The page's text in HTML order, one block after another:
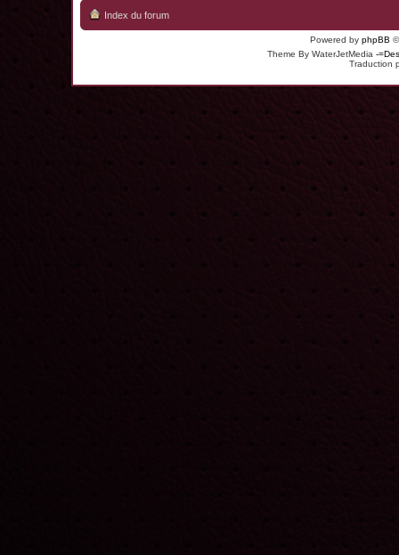
Index du forum
Powered by phpBB
Theme By WaterJetMedia -
Traduction